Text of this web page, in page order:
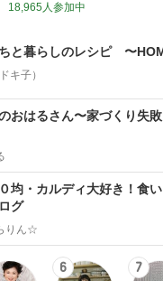
18,965人参加中
と暮らしのレシピ 〜
キ子）
おはるさん〜家づくり失
均・カルディ大好き！食
グ
りん☆
6 7